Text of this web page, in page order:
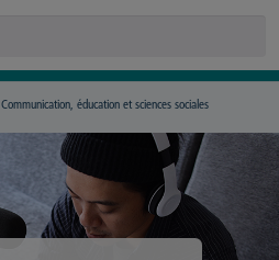
Communication, éducation et sciences sociales